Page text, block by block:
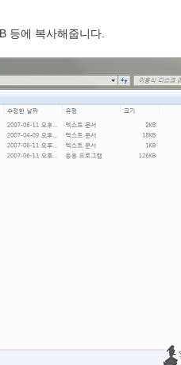
등에 복사해줍니다.